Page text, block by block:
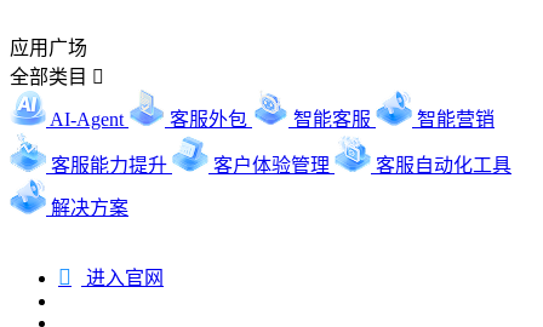
应用广场
全部类目 
AI-Agent 客服外包 智能客服 智能营销
客服能力提升 客户体验管理 客服自动化工具
解决方案
 进入官网